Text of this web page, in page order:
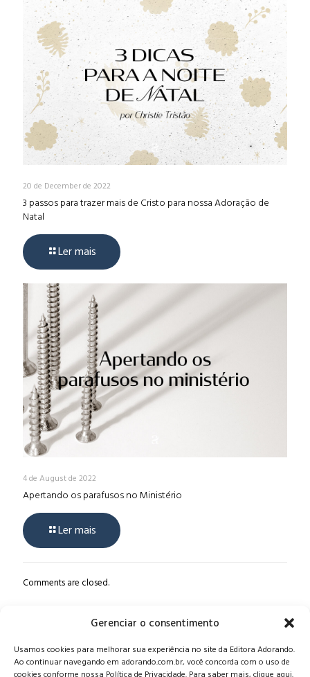
Gerenciar o consentimento
Usamos cookies para melhorar sua experiência no site da Editora Adorando.
Ao continuar navegando em adorando.com.br, você concorda com o uso de
20 de December de 2022
3 passos para trazer mais de Cristo para nossa Adoração de
Natal
Ler mais
4 de August de 2022
Apertando os parafusos no Ministério
Ler mais
Comments are closed.
Alameda Oscar Niemeyer, 1033 – 7º Andar - Portaria 04, Vila da
Serra - Nova Lima/MG, CEP: 34006-065 - MG
CONTATO:editora@adorando.com.br